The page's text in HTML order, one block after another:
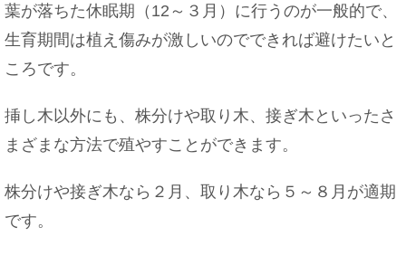
葉が落ちた休眠期（12～３月）に行うのが一般的で、
生育期間は植え傷みが激しいのでできれば避けたいと
ころです。
挿し木以外にも、株分けや取り木、接ぎ木といったさ
まざまな方法で殖やすことができます。
株分けや接ぎ木なら２月、取り木なら５～８月が適期
です。